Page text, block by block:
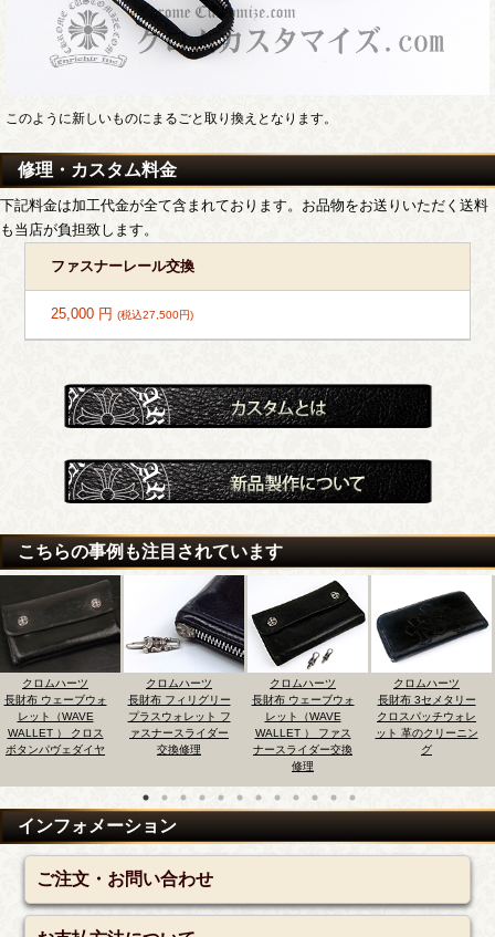
このように新しいものにまるごと取り換えとなります。
修理・カスタム料金
下記料金は加工代金が全て含まれております。お品物をお送りいただく送料
も当店が負担致します。
ファスナーレール交換
25,000 円(税込27,500円)
こちらの事例も注目されています
ォ
ス
ヤ
クロムハーツ
長財布 フィリグリー
プラスウォレット フ
ァスナースライダー
交換修理
クロムハーツ
長財布 ウェーブウォ
レット（WAVE
WALLET ） ファス
ナースライダー交換
クロムハーツ
長財布 3セメタリー
クロスパッチウォレ
ット 革のクリーニン
グ
クロムハー
長財布 ピラミ
タッズウォレッ
タッズ磨き仕
インフォメーション
ご注文・お問い合わせ